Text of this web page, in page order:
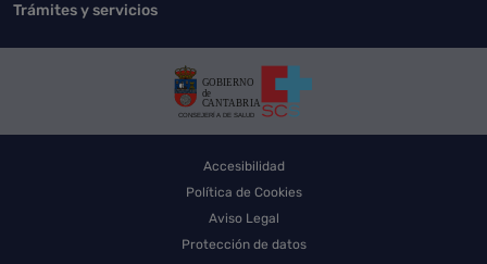
Trámites y servicios
Accesibilidad
Política de Cookies
Aviso Legal
Protección de datos